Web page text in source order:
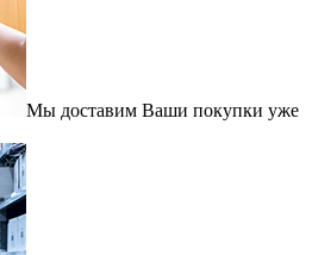
Мы доставим Ваши покупки уже